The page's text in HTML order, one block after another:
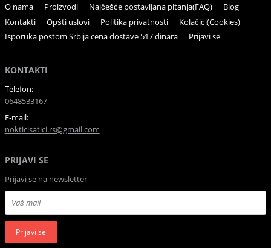
O nama Proizvodi Najčešće postavljana pitanja(FAQ)
Blog
Kontakti
Opšti uslovi Politika privatnosti
Kolačići(Cookies)
Isporuka postom Srbija cena dostave 517 dinara
Prijavi se
KONTAKTI
Telefon:
0648533167
E-mail:
nokticisatici.rs@gmail.com
PRIJAVI SE
Prijavi se na newsletter
Prijavi se